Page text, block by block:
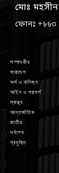
মোঃ
ফোনঃ +৮৮০
সম্পাদকীয়
সারাদেশ
অর্থ ও বানিজ্য
আইন ও পরামর্শ
স্বাস্থ্য
আন্তর্জাতিক
জাতীয়
সর্বশেষ
প্রযুক্তি